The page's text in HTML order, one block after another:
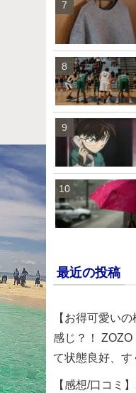
最近の投稿
【お得可愛い
感じ？！ ZOZO
て状態良好、す
【感想/口コミ